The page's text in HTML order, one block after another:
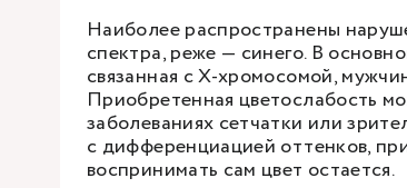
Наиболее распространены
спектра, реже — синего. В
связанная с Х-хромосомой,
Приобретенная цветослабость
заболеваниях сетчатки или
с дифференциацией оттенков,
воспринимать сам цвет остается.